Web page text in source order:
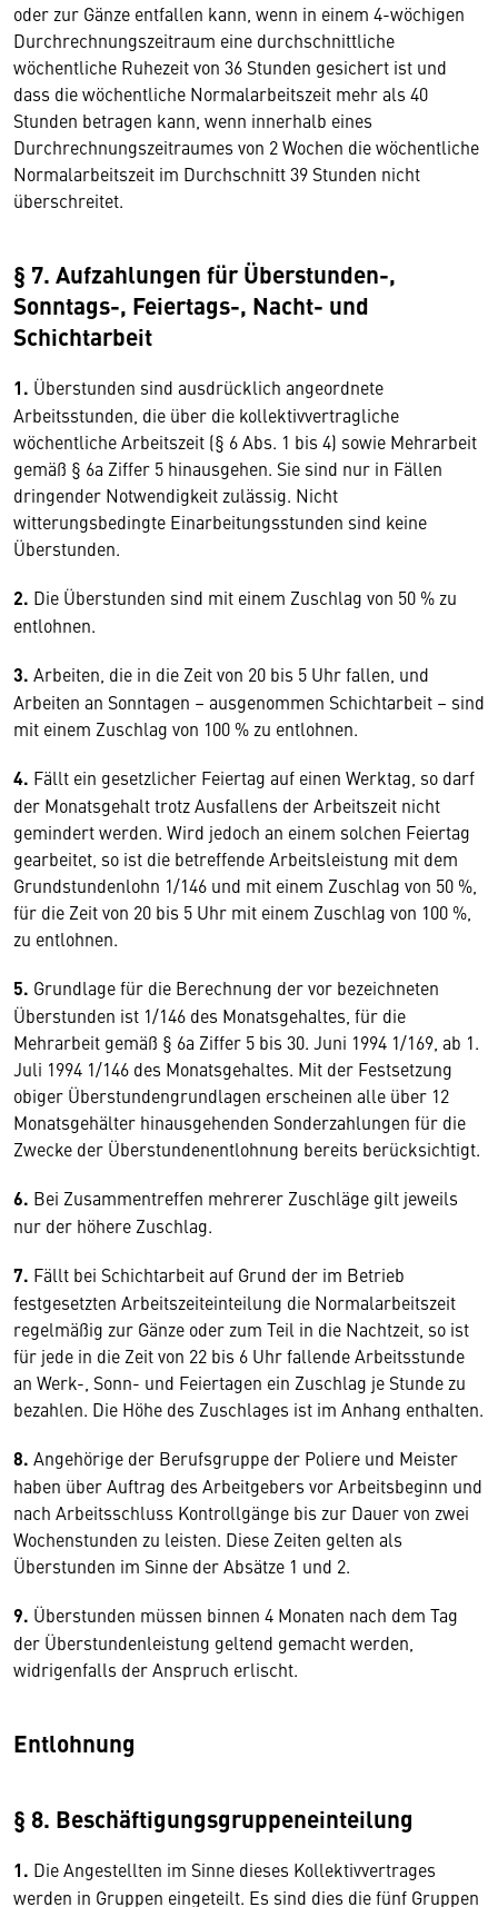
oder zur Gänze entfallen kann, wenn in einem 4-wöchigen
Durchrechnungszeitraum eine durchschnittliche
wöchentliche Ruhezeit von 36 Stunden gesichert ist und
dass die wöchentliche Normalarbeitszeit mehr als 40
Stunden betragen kann, wenn innerhalb eines
Durchrechnungszeitraumes von 2 Wochen die wöchentliche
Normalarbeitszeit im Durchschnitt 39 Stunden nicht
überschreitet.
§ 7. Aufzahlungen für Überstunden-,
Sonntags-, Feiertags-, Nacht- und
Schichtarbeit
1. Überstunden sind ausdrücklich angeordnete
Arbeitsstunden, die über die kollektivvertragliche
wöchentliche Arbeitszeit (§ 6 Abs. 1 bis 4) sowie Mehrarbeit
gemäß § 6a Ziffer 5 hinausgehen. Sie sind nur in Fällen
dringender Notwendigkeit zulässig. Nicht
witterungsbedingte Einarbeitungsstunden sind keine
Überstunden.
2. Die Überstunden sind mit einem Zuschlag von 50 % zu
entlohnen.
3. Arbeiten, die in die Zeit von 20 bis 5 Uhr fallen, und
Arbeiten an Sonntagen – ausgenommen Schichtarbeit – sind
mit einem Zuschlag von 100 % zu entlohnen.
4. Fällt ein gesetzlicher Feiertag auf einen Werktag, so darf
der Monatsgehalt trotz Ausfallens der Arbeitszeit nicht
gemindert werden. Wird jedoch an einem solchen Feiertag
gearbeitet, so ist die betreffende Arbeitsleistung mit dem
Grundstundenlohn 1/146 und mit einem Zuschlag von 50 %,
für die Zeit von 20 bis 5 Uhr mit einem Zuschlag von 100 %,
zu entlohnen.
5. Grundlage für die Berechnung der vor bezeichneten
Überstunden ist 1/146 des Monatsgehaltes, für die
Mehrarbeit gemäß § 6a Ziffer 5 bis 30. Juni 1994 1/169, ab 1.
Juli 1994 1/146 des Monatsgehaltes. Mit der Festsetzung
obiger Überstundengrundlagen erscheinen alle über 12
Monatsgehälter hinausgehenden Sonderzahlungen für die
Zwecke der Überstundenentlohnung bereits berücksichtigt.
6. Bei Zusammentreffen mehrerer Zuschläge gilt jeweils
nur der höhere Zuschlag.
7. Fällt bei Schichtarbeit auf Grund der im Betrieb
festgesetzten Arbeitszeiteinteilung die Normalarbeitszeit
regelmäßig zur Gänze oder zum Teil in die Nachtzeit, so ist
für jede in die Zeit von 22 bis 6 Uhr fallende Arbeitsstunde
an Werk-, Sonn- und Feiertagen ein Zuschlag je Stunde zu
bezahlen. Die Höhe des Zuschlages ist im Anhang enthalten.
8. Angehörige der Berufsgruppe der Poliere und Meister
haben über Auftrag des Arbeitgebers vor Arbeitsbeginn und
nach Arbeitsschluss Kontrollgänge bis zur Dauer von zwei
Wochenstunden zu leisten. Diese Zeiten gelten als
Überstunden im Sinne der Absätze 1 und 2.
9. Überstunden müssen binnen 4 Monaten nach dem Tag
der Überstundenleistung geltend gemacht werden,
widrigenfalls der Anspruch erlischt.
Entlohnung
§ 8. Beschäftigungsgruppeneinteilung
1. Die Angestellten im Sinne dieses Kollektivvertrages
werden in Gruppen eingeteilt. Es sind dies die fünf Gruppen